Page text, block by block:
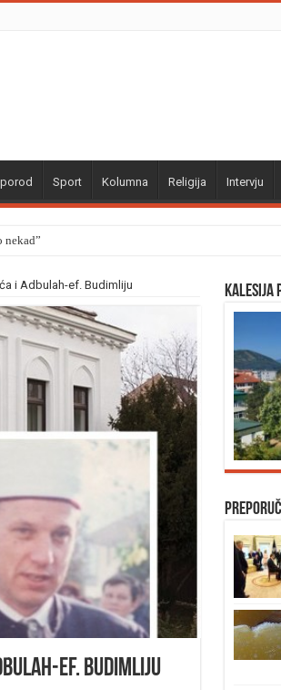
Sport Kolumna Religija Intervju
nekad”
i Adbulah-ef. Budimliju
ef. Budimliju
Kalesija